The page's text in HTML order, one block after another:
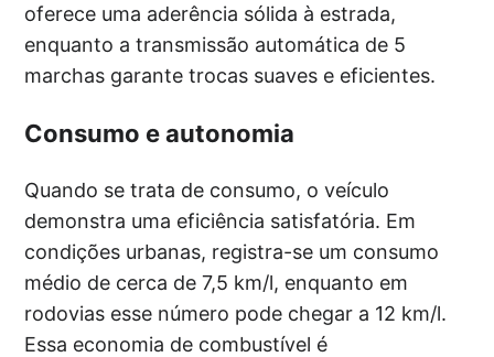
oferece uma aderência sólida à estrada,
enquanto a transmissão automática de 5
marchas garante trocas suaves e eficientes.
Consumo e autonomia
Quando se trata de consumo, o veículo
demonstra uma eficiência satisfatória. Em
condições urbanas, registra-se um consumo
médio de cerca de 7,5 km/l, enquanto em
rodovias esse número pode chegar a 12 km/l.
Essa economia de combustível é